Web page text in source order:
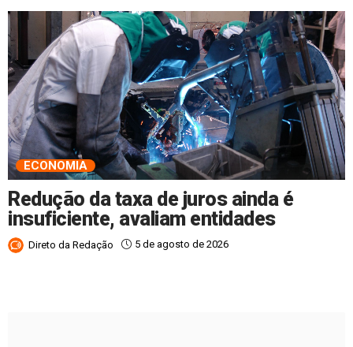
ECONOMIA
Redução da taxa de juros ainda é
insuficiente, avaliam entidades
Direto da Redação 5 de agosto de 2026